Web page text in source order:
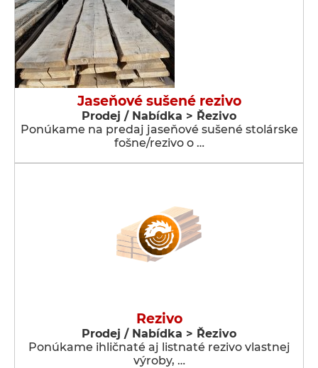
Jaseňové sušené rezivo
Prodej / Nabídka > Řezivo
Ponúkame na predaj jaseňové sušené stolárske
fošne/rezivo o …
Rezivo
Prodej / Nabídka > Řezivo
Ponúkame ihličnaté aj listnaté rezivo vlastnej
výroby, …